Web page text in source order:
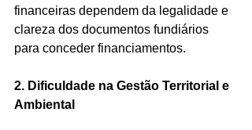
financeiras dependem da legalidade e
clareza dos documentos fundiários
para conceder financiamentos.
2. Dificuldade na Gestão Territorial e
Ambiental